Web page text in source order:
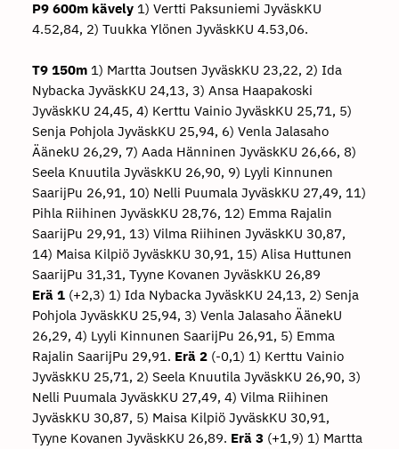
P9 600m kävely1) Vertti Paksuniemi JyväskKU
4.52,84, 2) Tuukka Ylönen JyväskKU 4.53,06.
T9 150m1) Martta Joutsen JyväskKU 23,22, 2) Ida
Nybacka JyväskKU 24,13, 3) Ansa Haapakoski
JyväskKU 24,45, 4) Kerttu Vainio JyväskKU 25,71, 5)
Senja Pohjola JyväskKU 25,94, 6) Venla Jalasaho
ÄänekU 26,29, 7) Aada Hänninen JyväskKU 26,66, 8)
Seela Knuutila JyväskKU 26,90, 9) Lyyli Kinnunen
SaarijPu 26,91, 10) Nelli Puumala JyväskKU 27,49, 11)
Pihla Riihinen JyväskKU 28,76, 12) Emma Rajalin
SaarijPu 29,91, 13) Vilma Riihinen JyväskKU 30,87,
14) Maisa Kilpiö JyväskKU 30,91, 15) Alisa Huttunen
SaarijPu 31,31, Tyyne Kovanen JyväskKU 26,89
Erä 1(+2,3) 1) Ida Nybacka JyväskKU 24,13, 2) Senja
Pohjola JyväskKU 25,94, 3) Venla Jalasaho ÄänekU
26,29, 4) Lyyli Kinnunen SaarijPu 26,91, 5) Emma
Rajalin SaarijPu 29,91. Erä 2(-0,1) 1) Kerttu Vainio
JyväskKU 25,71, 2) Seela Knuutila JyväskKU 26,90, 3)
Nelli Puumala JyväskKU 27,49, 4) Vilma Riihinen
JyväskKU 30,87, 5) Maisa Kilpiö JyväskKU 30,91,
Tyyne Kovanen JyväskKU 26,89. Erä 3 (+1,9) 1) Martta